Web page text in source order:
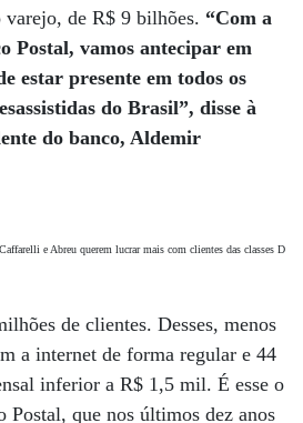
varejo, de R$ 9 bilhões. “Com a
Postal, vamos antecipar em
estar presente em todos os
do Brasil”, disse à
do banco, Aldemir
e Abreu querem lucrar mais com clientes das classes D
de clientes. Desses, menos
a internet de forma regular e 44
inferior a R$ 1,5 mil. É esse o
que nos últimos dez anos